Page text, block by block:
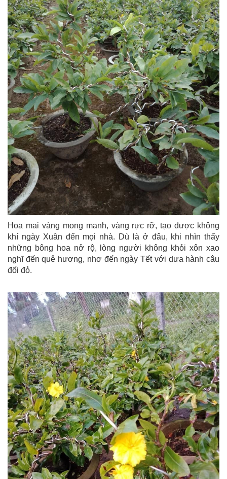
Hoa mai vàng mong manh, vàng rực rỡ, tạo được không
khí ngày Xuân đến mọi nhà. Dù là ở đâu, khi nhìn thấy
những bông hoa nở rộ, lòng người không khỏi xôn xao
nghĩ đến quê hương, nhơ đến ngày Tết với dưa hành câu
đối đỏ.